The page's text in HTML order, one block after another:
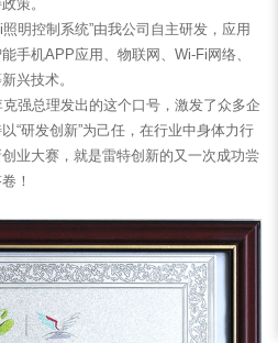
策。
控制系统”由我公司自主研发，应用
手机APP应用、物联网、Wi-Fi网络、
兴技术。
总理发出的这个口号，激发了众多企
“研发创新”为己任，在行业中身体力行
业大赛，就是雷特创新的又一次成功尝
！